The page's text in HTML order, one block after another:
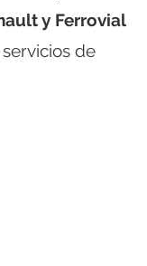
y Ferrovial
de